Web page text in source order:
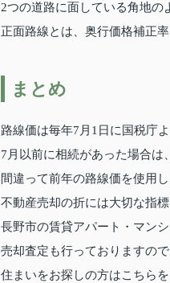
2つの道路に面している角地の
正面路線とは、奥行価格補正
まとめ
路線価は毎年7月1日に国税庁
7月以前に相続があった場合は
間違って前年の路線価を使用
不動産売却の折には大切な指
長野市の賃貸アパート・マン
売却査定も行っておりますの
住まいをお探しの方はこちら